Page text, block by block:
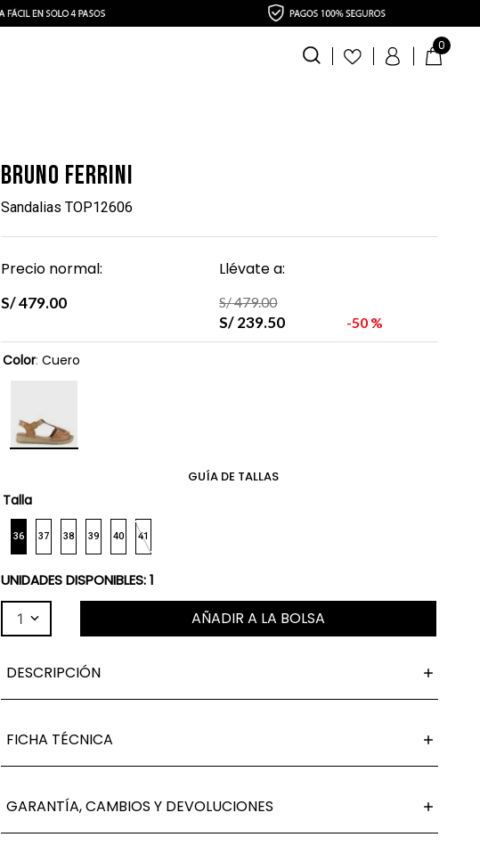
0
Bruno Ferrini
Sandalias TOP12606
Precio normal:
S/479.00
Llévate a:
S/479.00
S/239.50 50 %
Color: Cuero
Talla
36 37 38 39 40 41
GUÍA DE TALLAS
UNIDADES DISPONIBLES:1
1 AÑADIR A LA BOLSA
DESCRIPCIÓN
FICHA TÉCNICA
GARANTÍA, CAMBIOS Y DEVOLUCIONES